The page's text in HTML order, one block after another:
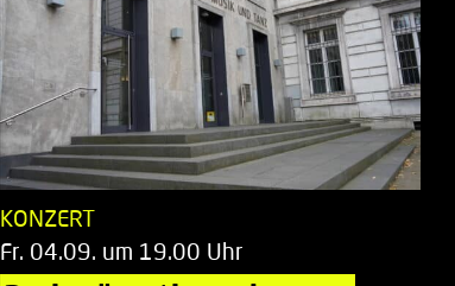
KONZERT
Fr. 04.09. um 19.00 Uhr